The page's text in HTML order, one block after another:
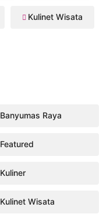
Kulinet Wisata
Banyumas Raya
Featured
Kuliner
Kulinet Wisata